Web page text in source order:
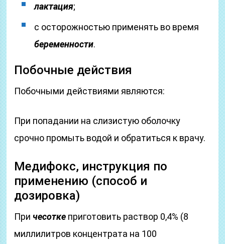
лактация;
с осторожностью применять во время
беременности.
Побочные действия
Побочными действиями являются:
При попадании на слизистую оболочку
срочно промыть водой и обратиться к врачу.
Медифокс, инструкция по
применению (способ и
дозировка)
При чесотке приготовить раствор 0,4% (8
миллилитров концентрата на 100